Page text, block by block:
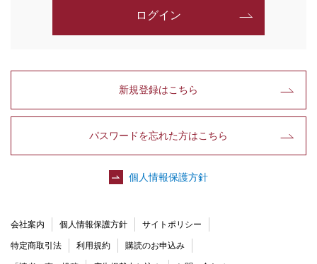
ログイン
新規登録はこちら
パスワードを忘れた方はこちら
個人情報保護方針
会社案内 個人情報保護方針 サイトポリシー
特定商取引法 利用規約 購読のお申込み